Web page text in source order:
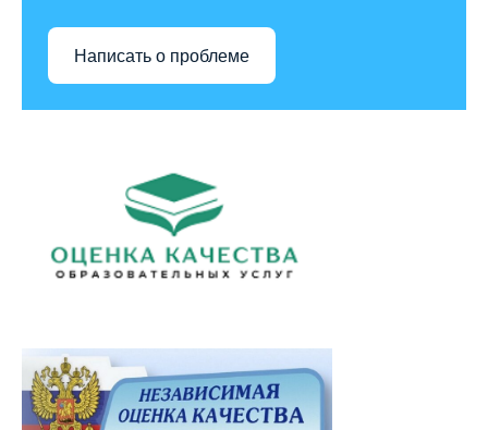
Написать о проблеме